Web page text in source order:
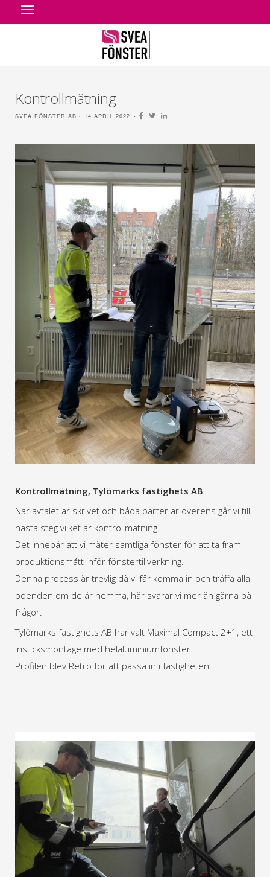
Toggle
navigation
Kontrollmätning
SVEA FÖNSTER AB 14 APRIL 2022
Kontrollmätning, Tylömarks fastighets AB
När avtalet är skrivet och båda parter är överens går vi till
nästa steg vilket är kontrollmätning.
Det innebär att vi mäter samtliga fönster för att ta fram
produktionsmått inför fönstertillverkning.
Denna process är trevlig då vi får komma in och träffa alla
boenden om de är hemma, här svarar vi mer än gärna på
frågor.
Tylömarks fastighets AB har valt Maximal Compact 2+1, ett
insticksmontage med helaluminiumfönster.
Profilen blev Retro för att passa in i fastigheten.